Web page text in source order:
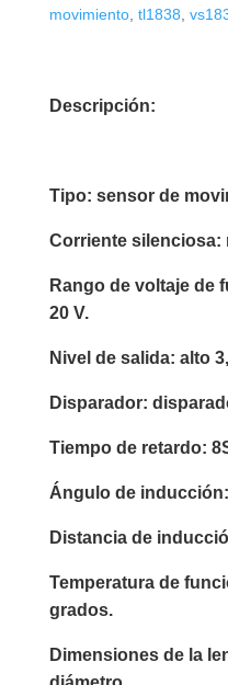
movimiento, tl1838
Descripción:
Tipo: sensor de
Corriente silenciosa:
Rango de voltaje de
20 V.
Nivel de salida: alto
Disparador:
Tiempo de retardo:
Ángulo de
Distancia de
Temperatura de
grados.
Dimensiones de la